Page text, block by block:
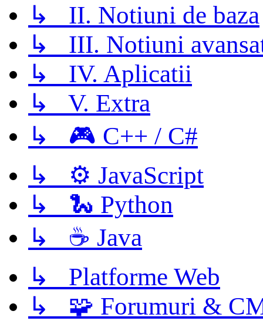
↳ II. Notiuni de baza
↳ III. Notiuni
↳ IV. Aplicatii
↳ V. Extra
↳ 🎮 C++ / C#
↳ ⚙️ JavaScript
↳ 🐍 Python
↳ ☕ Java
↳ Platforme Web
↳ 🧩 Forumuri &